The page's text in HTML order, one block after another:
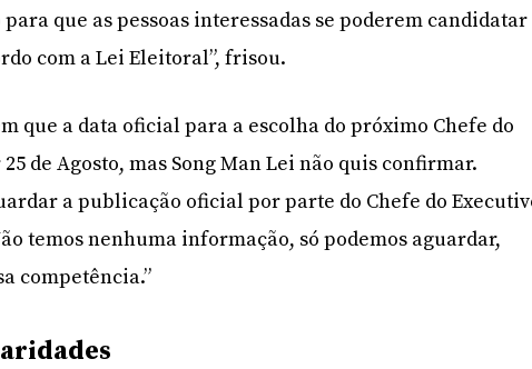
que as pessoas interessadas se poderem candidatar
com a Lei Eleitoral”, frisou.
que a data oficial para a escolha do próximo Chefe do
de Agosto, mas Song Man Lei não quis confirmar.
a publicação oficial por parte do Chefe do
temos nenhuma informação, só podemos aguardar,
competência.”